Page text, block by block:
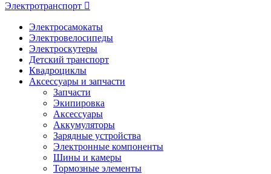
Электротранспорт
Электросамокаты
Электровелосипеды
Электроскутеры
Детский транспорт
Квадроциклы
Аксессуары и запчасти
Запчасти
Экипировка
Аксессуары
Аккумуляторы
Зарядные устройства
Электронные компоненты
Шины и камеры
Тормозные элементы